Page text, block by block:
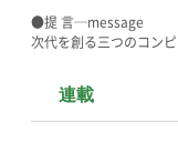
●提 言─message
次代を創る三つのコン
連載